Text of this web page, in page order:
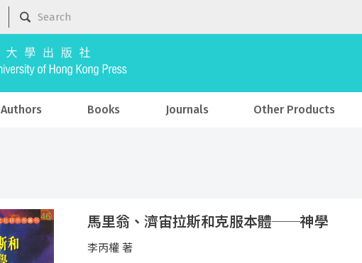
Authors Books Journals Other Products
馬里翁、濟宙拉斯和克服本體──神學
李丙權 著